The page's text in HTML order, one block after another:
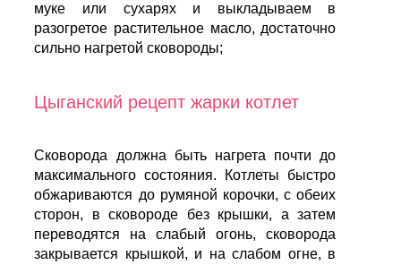
муке или сухарях и выкладываем в
разогретое растительное масло, достаточно
сильно нагретой сковороды;
Цыганский рецепт жарки котлет
Сковорода должна быть нагрета почти до
максимального состояния. Котлеты быстро
обжариваются до румяной корочки, с обеих
сторон, в сковороде без крышки, а затем
переводятся на слабый огонь, сковорода
закрывается крышкой, и на слабом огне, в